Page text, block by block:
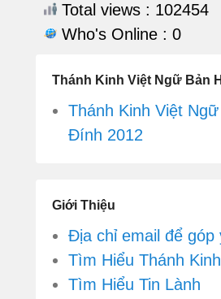
Total views : 102454
Who's Online : 0
Thánh Kinh Việt Ngữ Bản
Thánh Kinh Việt
Đính 2012
Giới Thiệu
Địa chỉ email để góp
Tìm Hiểu Thánh Kinh
Tìm Hiểu Tin Lành